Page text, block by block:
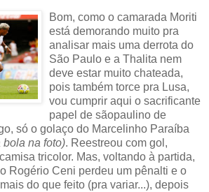
Bom, como o camarada Moriti
está demorando muito pra
analisar mais uma derrota do
São Paulo e a Thalita nem
deve estar muito chateada,
pois também torce pra Lusa,
vou cumprir aqui o sacrificante
papel de sãopaulino de
só o golaço do Marcelinho Paraíba
bola na foto). Reestreou com gol,
tricolor. Mas, voltando à partida,
Rogério Ceni perdeu um pênalti e o
do que feito (pra variar...), depois